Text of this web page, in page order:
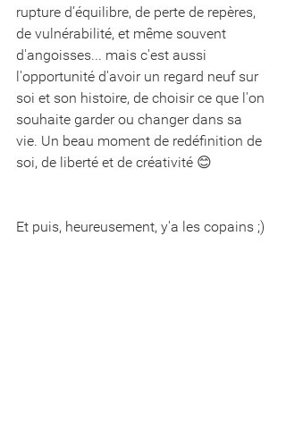
rupture d’équilibre, de perte de repères,
de vulnérabilité, et même souvent
d'angoisses... mais c'est aussi
l'opportunité d'avoir un regard neuf sur
soi et son histoire, de choisir ce que l'on
souhaite garder ou changer dans sa
vie. Un beau moment de redéfinition de
soi, de liberté et de créativité 😊
Et puis, heureusement, y'a les copains ;)